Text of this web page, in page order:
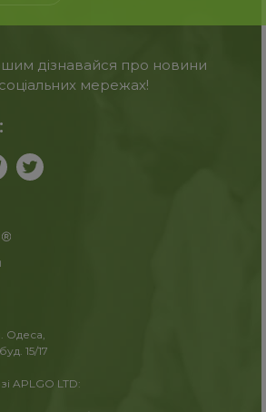
дізнавайся про новини
мережах!
Одеса,
15/17
APLGO LTD: